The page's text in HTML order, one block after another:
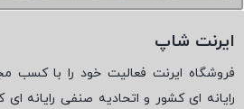
ایرنت شاپ
فروشگاه ایرنت فعالیت خود را با کسب
رایانه ای کشور و اتحادیه صنفی رایانه